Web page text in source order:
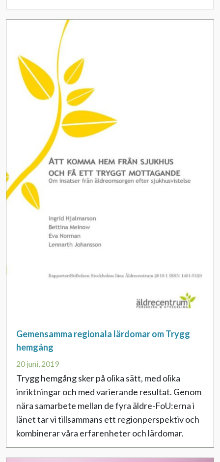
Gemensamma regionala lärdomar om Trygg
hemgång
20 juni, 2019
Trygg hemgång sker på olika sätt, med olika
inriktningar och med varierande resultat. Genom
nära samarbete mellan de fyra äldre-FoU:erna i
länet tar vi tillsammans ett regionperspektiv och
kombinerar våra erfarenheter och lärdomar.